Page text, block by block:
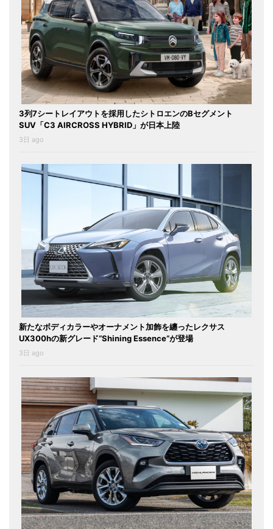
3列7シートレイアウトを採用したシトロエンのBセグメント
SUV「C3 AIRCROSS HYBRID」が日本上陸
3日 ago
新たなボディカラーやオーナメント加飾を纏ったレクサス
UX300hの新グレード“Shining Essence”が登場
3日 ago